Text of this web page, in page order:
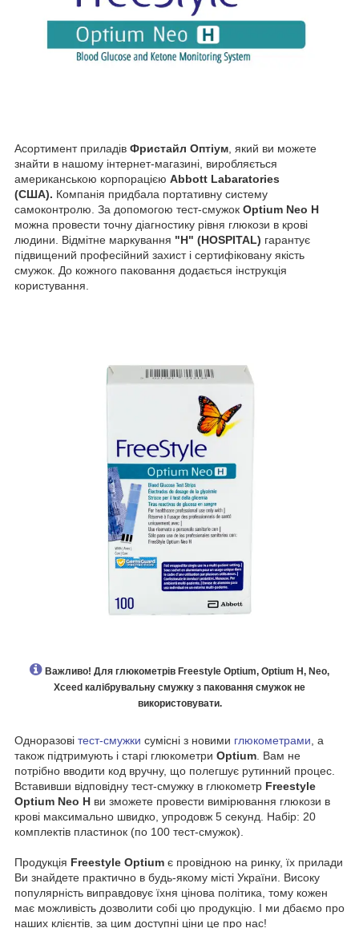
Асортимент приладів Фристайл Оптіум, який ви можете
знайти в нашому інтернет-магазині, виробляється
американською корпорацією Abbott Labaratories
(США). Компанія придбала портативну систему
самоконтролю. За допомогою тест-смужок Optium Neo H
можна провести точну діагностику рівня глюкози в крові
людини. Відмітне маркування "H" (HOSPITAL) гарантує
підвищений професійний захист і сертифіковану якість
смужок. До кожного паковання додається інструкція
користування.
Важливо! Для глюкометрів Freestyle Optium, Optium H, Neo,
Xceed калібрувальну смужку з паковання смужок не
використовувати.
Одноразові тест-смужки сумісні з новими глюкометрами, а
також підтримують і старі глюкометри Optium. Вам не
потрібно вводити код вручну, що полегшує рутинний процес.
Вставивши відповідну тест-смужку в глюкометр Freestyle
Optium Neo H ви зможете провести вимірювання глюкози в
крові максимально швидко, упродовж 5 секунд. Набір: 20
комплектів пластинок (по 100 тест-смужок).
Продукція Freestyle Optium є провідною на ринку, їх прилади
Ви знайдете практично в будь-якому місті України. Високу
популярність виправдовує їхня цінова політика, тому кожен
має можливість дозволити собі цю продукцію. І ми дбаємо про
наших клієнтів, за цим доступні ціни це про нас!